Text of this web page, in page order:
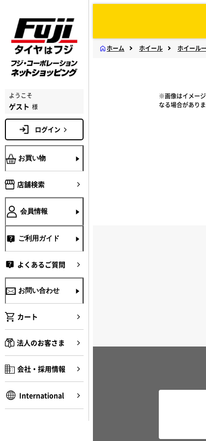
ようこそ
ゲスト 様
ログイン
お買い物
店舗検索
会員情報
ご利用ガイド
よくあるご質問
お問い合わせ
カート
法人のお客さま
会社・採用情報
International
ホーム ホイール ホイール
※画像はイメー
なる場合がありま